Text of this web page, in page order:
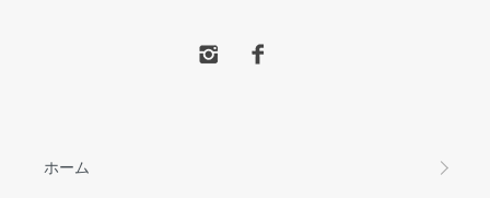
ホーム